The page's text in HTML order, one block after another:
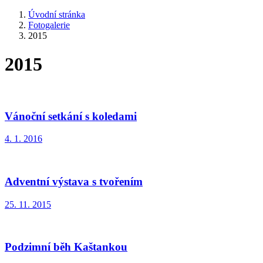
Úvodní stránka
Fotogalerie
2015
2015
Vánoční setkání s koledami
4. 1. 2016
Adventní výstava s tvořením
25. 11. 2015
Podzimní běh Kaštankou